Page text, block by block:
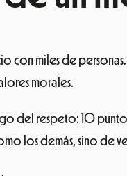
con miles de
morales.
del respeto: 10
los demás, sino de